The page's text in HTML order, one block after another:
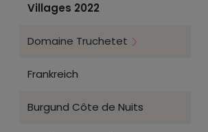
Villages 2022
Domaine Truchetet
Frankreich
Burgund Côte de Nuits